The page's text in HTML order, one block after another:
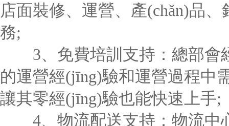
店面裝修、運營、產(chǎn)品
務;
3、免費培訓支持：總部會
的運營經(jīng)驗和運營過程中
讓其零經(jīng)驗也能快速上手;
4、物流配送支持：物流中